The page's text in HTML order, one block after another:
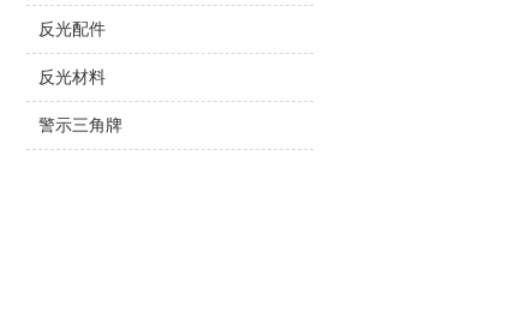
反光配件
反光材料
警示三角牌